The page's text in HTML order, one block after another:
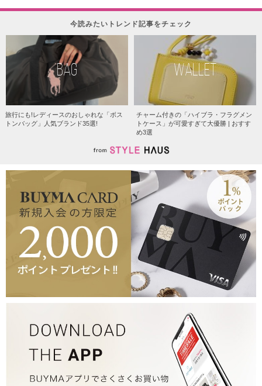
今読みたいトレンド記事をチェック
BAG
旅行にも!レディースのおしゃれな「ボス
トンバッグ」人気ブランド35選!
WALLET
チャーム付きの「ハイブラ・フラグメン
トケース」が可愛すぎて大優勝 | おすす
め3選